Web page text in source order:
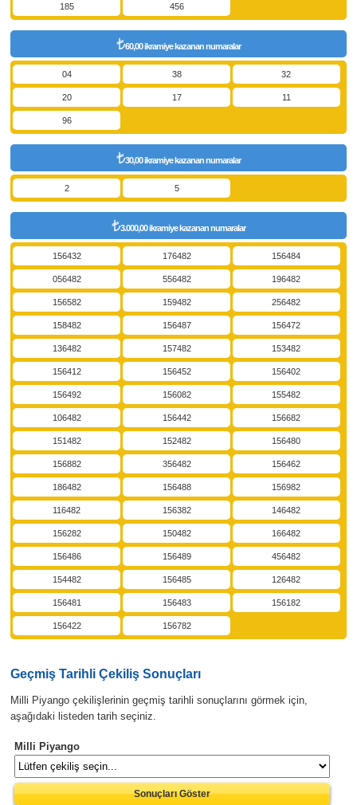
185 456
60,00 ikramiye kazanan numaralar
04 38 32
20 17 11
96
30,00 ikramiye kazanan numaralar
2 5
3.000,00 ikramiye kazanan numaralar
156432 176482 156484
056482 556482 196482
156582 159482 256482
158482 156487 156472
136482 157482 153482
156412 156452 156402
156492 156082 155482
106482 156442 156682
151482 152482 156480
156882 356482 156462
186482 156488 156982
116482 156382 146482
156282 150482 166482
156486 156489 456482
154482 156485 126482
156481 156483 156182
156422 156782
Geçmiş Tarihli Çekiliş Sonuçları
Milli Piyango çekilişlerinin geçmiş tarihli sonuçlarını görmek için,
aşağıdaki listeden tarih seçiniz.
Milli Piyango
Sonuçları Göster